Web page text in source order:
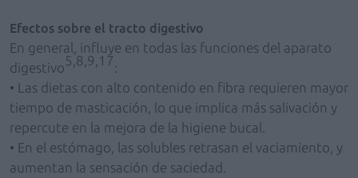
Efectos sobre el tracto digestivo
En general, influye en todas las funciones del aparato
digestivo5,8,9,17:
• Las dietas con alto contenido en fibra requieren mayor
tiempo de masticación, lo que implica más salivación y
repercute en la mejora de la higiene bucal.
• En el estómago, las solubles retrasan el vaciamiento, y
aumentan la sensación de saciedad.